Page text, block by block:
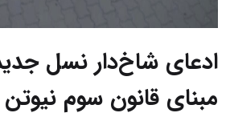
ادعای شاخ‌دار نسل
مبنای قانون سوم نیوتن